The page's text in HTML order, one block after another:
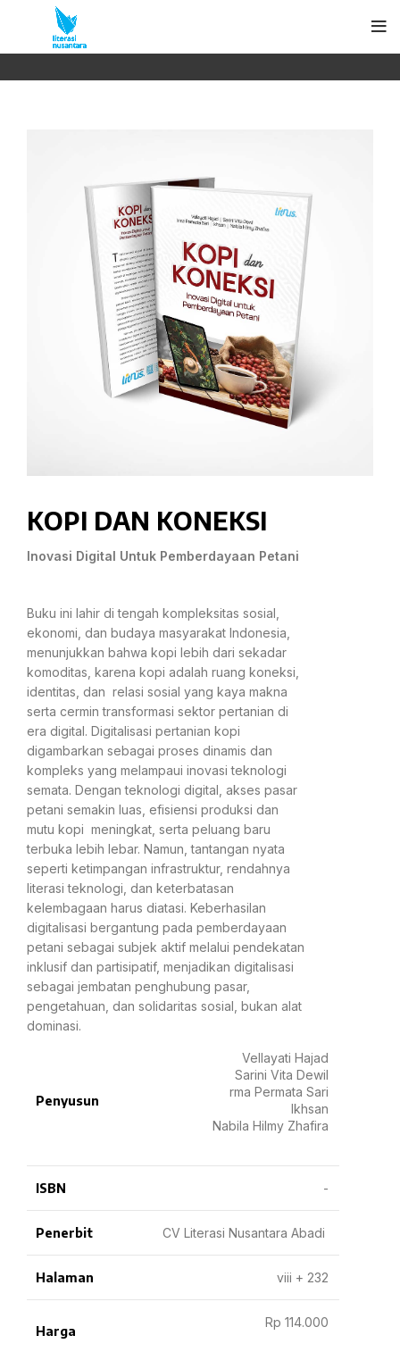
KOPI DAN KONEKSI
Inovasi Digital Untuk Pemberdayaan Petani
Buku ini lahir di tengah kompleksitas sosial,
ekonomi, dan budaya masyarakat Indonesia,
menunjukkan bahwa kopi lebih dari sekadar
komoditas, karena kopi adalah ruang koneksi,
identitas, dan relasi sosial yang kaya makna
serta cermin transformasi sektor pertanian di
era digital. Digitalisasi pertanian kopi
digambarkan sebagai proses dinamis dan
kompleks yang melampaui inovasi teknologi
semata. Dengan teknologi digital, akses pasar
petani semakin luas, efisiensi produksi dan
mutu kopi meningkat, serta peluang baru
terbuka lebih lebar. Namun, tantangan nyata
seperti ketimpangan infrastruktur, rendahnya
literasi teknologi, dan keterbatasan
kelembagaan harus diatasi. Keberhasilan
digitalisasi bergantung pada pemberdayaan
petani sebagai subjek aktif melalui pendekatan
inklusif dan partisipatif, menjadikan digitalisasi
sebagai jembatan penghubung pasar,
pengetahuan, dan solidaritas sosial, bukan alat
dominasi.
Penyusun
Vellayati Hajad
Sarini Vita DewiI
rma Permata Sari
Ikhsan
Nabila Hilmy Zhafira
ISBN -
Penerbit CV Literasi Nusantara Abadi
Halaman viii + 232
Harga
Rp 114.000